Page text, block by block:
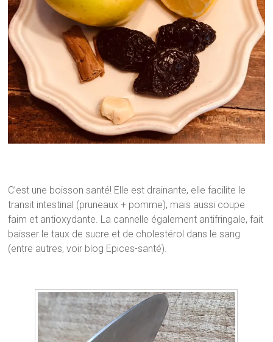
C’est une boisson santé! Elle est drainante, elle facilite le
transit intestinal (pruneaux + pomme), mais aussi coupe
faim et antioxydante. La cannelle également antifringale, fait
baisser le taux de sucre et de cholestérol dans le sang
(entre autres, voir blog Epices-santé).